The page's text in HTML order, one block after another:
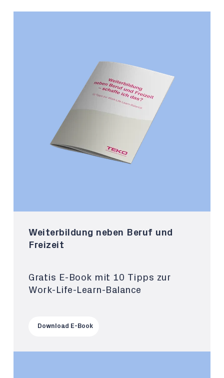
Weiterbildung neben Beruf und
Freizeit
Gratis E-Book mit 10 Tipps zur
Work-Life-Learn-Balance
Download E-Book